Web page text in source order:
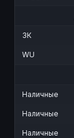
ЗК
WU
Наличные
Наличные
Наличные